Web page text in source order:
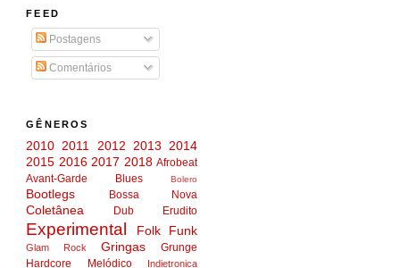
FEED
Postagens
Comentários
GÊNEROS
2010 2011 2012 2013 2014
2015 2016 2017 2018 Afrobeat
Avant-Garde
Blues Bolero
Bootlegs Bossa Nova
Coletânea Dub Erudito
Experimental Folk Funk
Glam Rock Gringas
Grunge
Hardcore Melódico
Indietronica